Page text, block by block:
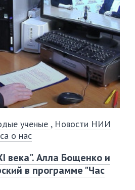
ученые , Новости НИИ
о нас
века". Алла Бощенко и
в программе "Час